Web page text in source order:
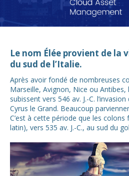
Le nom Élée provient de la
du sud de l’Italie.
Après avoir fondé de nombreuses
Marseille, Avignon, Nice ou Antibes,
subissent vers 546 av. J.-C.
Cyrus le Grand. Beaucoup
C’est à cette période que les colons
latin), vers 535 av. J.-C., au sud du